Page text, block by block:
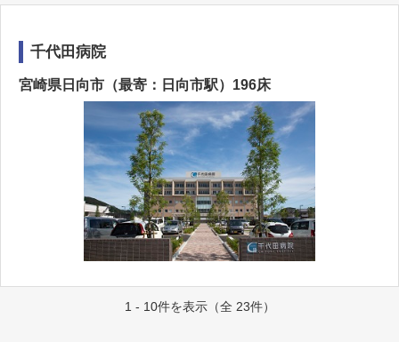
千代田病院
宮崎県日向市（最寄：日向市駅）196床
1 - 10件を表示（全 23件）